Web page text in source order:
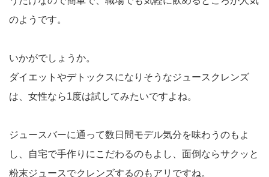
のようです。
いかがでしょうか。
ダイエットやデトックスになりそうなジュースクレンズ
は、女性なら1度は試してみたいですよね。
ジュースバーに通って数日間モデル気分を味わうのもよ
し、自宅で手作りにこだわるのもよし、面倒ならサクッと
粉末ジュースでクレンズするのもアリですね。